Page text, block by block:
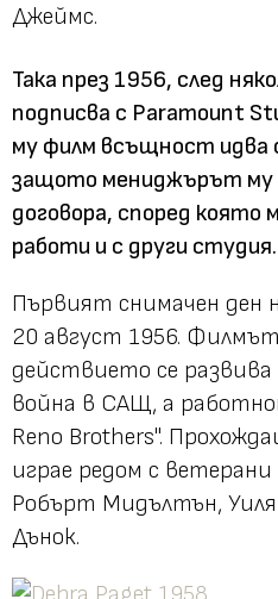
Джеймс.
Така през 1956, след
подписва с Paramount
му филм всъщност
защото мениджърът му
договора, според която
работи и с други студия.
Първият снимачен ден
20 август 1956.
действието се развива
война в САЩ, а
Reno Brothers".
играе редом с
Робърт Мидълтън,
Дънок.